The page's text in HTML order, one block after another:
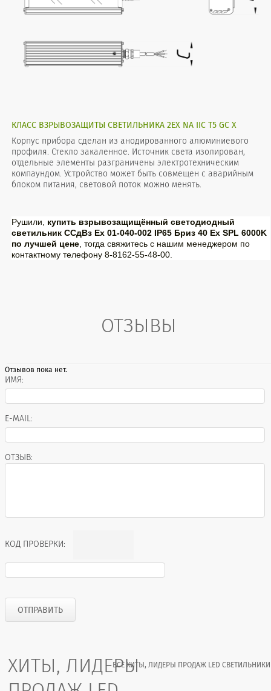
КЛАСС ВЗРЫВОЗАЩИТЫ СВЕТИЛЬНИКА 2EX NA IIC T5 GC X
Корпус прибора сделан из анодированного алюминиевого
профиля. Стекло закаленное. Источник света изолирован,
отдельные элементы разграничены электротехническим
компаундом. Устройство может быть совмещен с аварийным
блоком питания, световой поток можно менять.
Рушили, купить взрывозащищённый светодиодный
светильник ССдВз Ех 01-040-002 IP65 Бриз 40 Ех SPL 6000K
по лучшей цене, тогда свяжитесь с нашим менеджером по
контактному телефону 8-8162-55-48-00.
ОТЗЫВЫ
Отзывов пока нет.
ИМЯ:
E-MAIL:
ОТЗЫВ:
КОД ПРОВЕРКИ:
ХИТЫ, ЛИДЕРЫВСЕ ХИТЫ, ЛИДЕРЫ ПРОДАЖ LED СВЕТИЛЬНИКИ